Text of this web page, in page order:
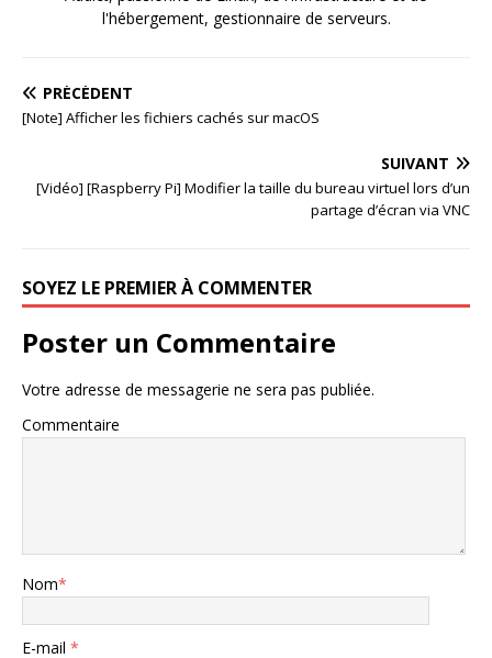
l'hébergement, gestionnaire de serveurs.
PRÉCÉDENT
[Note] Afficher les fichiers cachés sur macOS
SUIVANT
[Vidéo] [Raspberry Pi] Modifier la taille du bureau virtuel lors d’un
partage d’écran via VNC
SOYEZ LE PREMIER À COMMENTER
Poster un Commentaire
Votre adresse de messagerie ne sera pas publiée.
Commentaire
Nom*
E-mail *